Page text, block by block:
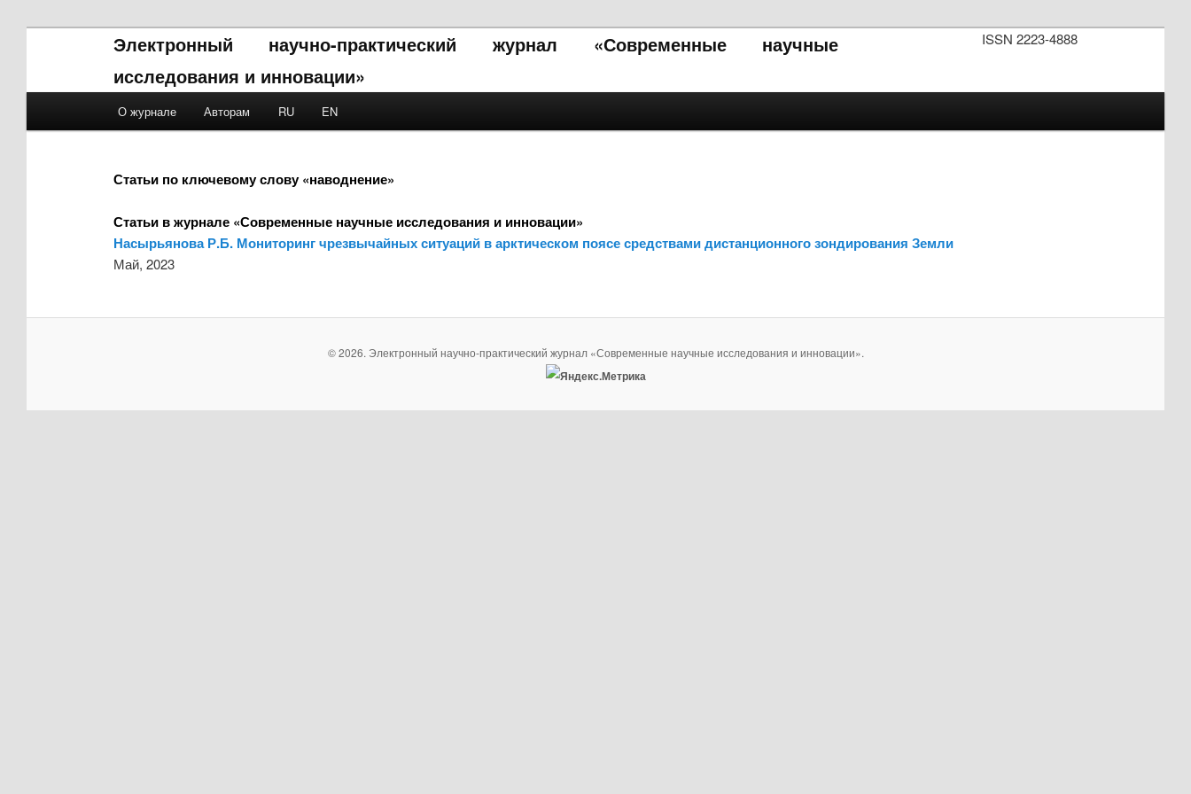
ISSN 2223-4888
Электронный научно-практический журнал «Современные научные
исследования и инновации»
Skip to primary content
Skip to secondary content
О журнале Авторам RU EN
Статьи по ключевому слову «наводнение»
Статьи в журнале «Современные научные исследования и инновации»
Насырьянова Р.Б. Мониторинг чрезвычайных ситуаций в арктическом поясе средствами дистанционного зондирования Земли
Май, 2023
© 2026. Электронный научно-практический журнал «Современные научные исследования и инновации».